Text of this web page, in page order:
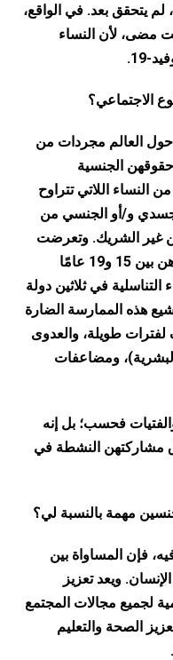
لم يتحقق بعد. في الواقع،
مضى، لأن النساء
19.
الاجتماعي؟
حول العالم مجردات من
الجنسية
35 في المائة من النساء اللاتي تتراوح
للعنف الجسدي و/أو الجنسي من
غير الشريك. وتعرضت
واحدة من كل 3 فتيات تتراوح أعمارهن بين 15 و19 عامًا
في ثلاثين دولة
هذه الممارسة الضارة
طويلة، والعدوى
ومضاعفات
فحسب؛ بل إنه
مشاركتهن النشطة في
مهمة بالنسبة لي؟
فإن المساواة بين
ويعد تعزيز
لجميع مجالات المجتمع
الصحة والتعليم